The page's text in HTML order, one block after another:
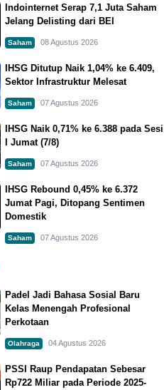
Indointernet Serap 7,1 Juta Saham
Jelang Delisting dari BEI
Saham 08 Agustus 2026
IHSG Ditutup Naik 1,04% ke 6.409,
Sektor Infrastruktur Melesat
Saham 07 Agustus 2026
IHSG Naik 0,71% ke 6.388 pada Sesi
I Jumat (7/8)
Saham 07 Agustus 2026
IHSG Rebound 0,45% ke 6.372
Jumat Pagi, Ditopang Sentimen
Domestik
Saham 07 Agustus 2026
Padel Jadi Bahasa Sosial Baru
Kelas Menengah Profesional
Perkotaan
Olahraga 04 Agustus 2026
PSSI Raup Pendapatan Sebesar
Rp722 Miliar pada Periode 2025-